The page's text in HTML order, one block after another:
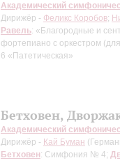
Академический
Дирижёр - Феликс Коробов;
Равель: «Благородные и
фортепиано с оркестром
6 «Патетическая»
Бетховен,
Академический
Дирижёр - Кай Буман
Бетховен: Симфония № 4;